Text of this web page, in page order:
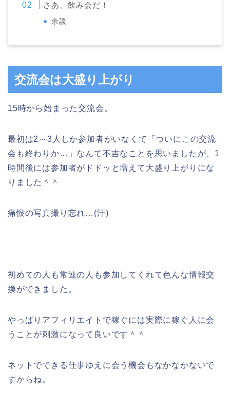
さあ、飲み会だ！
余談
交流会は大盛り上がり
15時から始まった交流会。
最初は2～3人しか参加者がいなくて「ついにこの交流
会も終わりか…」なんて不吉なことを思いましたが、1
時間後には参加者がドドッと増えて大盛り上がりにな
りました＾＾
痛恨の写真撮り忘れ…(汗)
初めての人も常連の人も参加してくれて色んな情報交
換ができました。
やっぱりアフィリエイトで稼ぐには実際に稼ぐ人に会
うことが刺激になって良いです＾＾
ネットでできる仕事ゆえに会う機会もなかなかないで
すからね。